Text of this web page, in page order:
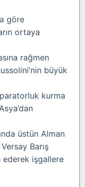
göre
ortaya
rağmen
büyük
kurma
üstün Alman
Barış
ederek işgallere